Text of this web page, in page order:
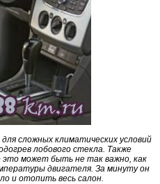
сложных климатических условий
лобового стекла. Также
это может быть не так важно, как
двигателя. За минуту он
и отопить весь салон.